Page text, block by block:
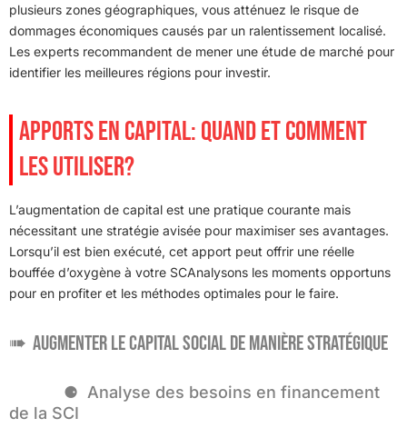
plusieurs zones géographiques, vous atténuez le risque de
dommages économiques causés par un ralentissement localisé.
Les experts recommandent de mener une étude de marché pour
identifier les meilleures régions pour investir.
APPORTS EN CAPITAL: QUAND ET COMMENT
LES UTILISER?
L’augmentation de capital est une pratique courante mais
nécessitant une stratégie avisée pour maximiser ses avantages.
Lorsqu’il est bien exécuté, cet apport peut offrir une réelle
bouffée d’oxygène à votre SCAnalysons les moments opportuns
pour en profiter et les méthodes optimales pour le faire.
Augmenter le capital social de manière stratégique
Analyse des besoins en financement
de la SCI